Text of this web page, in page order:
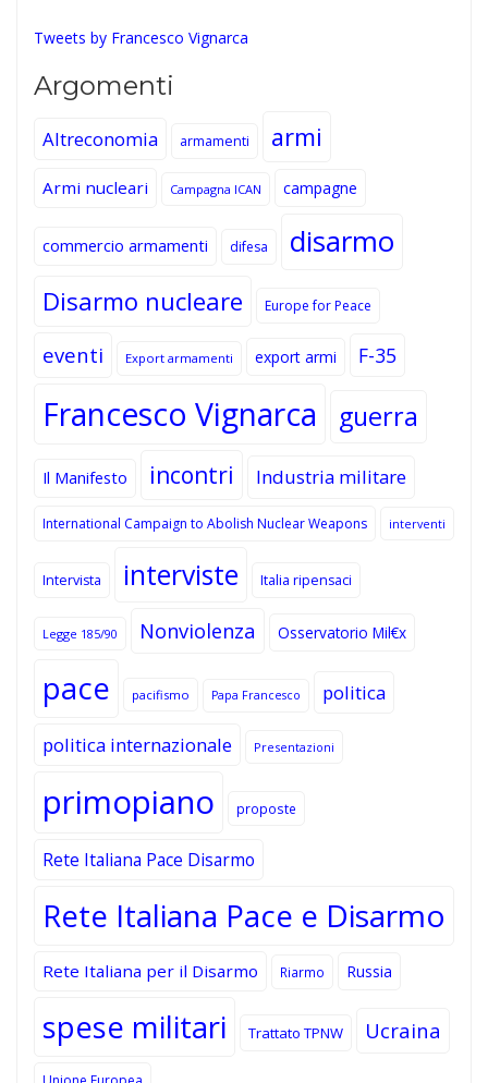
Tweets by Francesco Vignarca
Argomenti
Altreconomia armamenti armi
Armi nucleari Campagna ICAN campagne
commercio armamenti difesa disarmo
Disarmo nucleare Europe for Peace
eventi Export armamenti export armi F-35
Francesco Vignarca guerra
Il Manifesto incontri Industria militare
International Campaign to Abolish Nuclear Weapons interventi
Intervista interviste Italia ripensaci
Legge 185/90 Nonviolenza Osservatorio Mil€x
pace pacifismo Papa Francesco politica
politica internazionale Presentazioni
primopiano proposte
Rete Italiana Pace Disarmo
Rete Italiana Pace e Disarmo
Rete Italiana per il Disarmo Riarmo Russia
spese militari Trattato TPNW Ucraina